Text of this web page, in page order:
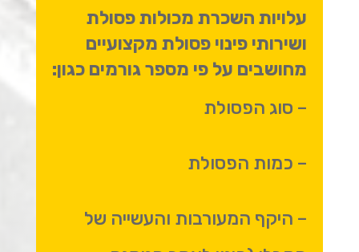
עלויות השכרת מכולות פסולת
ושירותי פינוי פסולת מקצועיים
מחושבים על פי מספר גורמים כגון:
– סוג הפסולת
– כמות הפסולת
– היקף המעורבות והעשייה של